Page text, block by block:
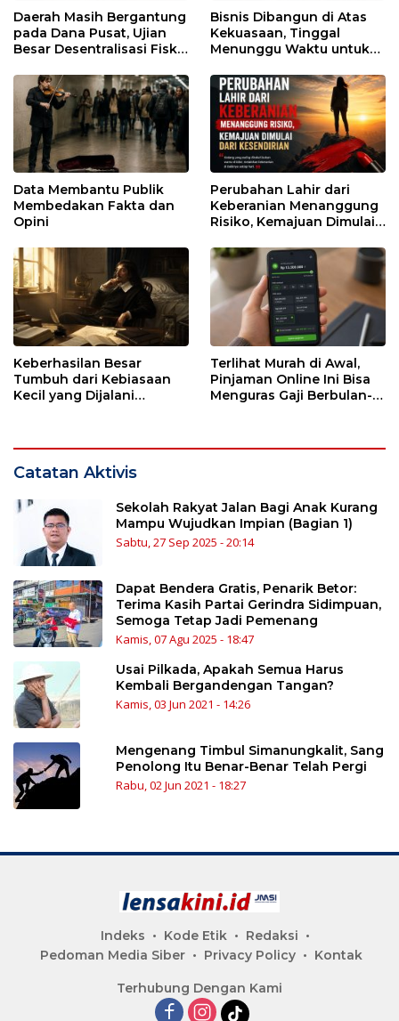
Daerah Masih Bergantung
pada Dana Pusat, Ujian
Besar Desentralisasi Fiskal
Bisnis Dibangun di Atas
Kekuasaan, Tinggal
Menunggu Waktu untuk
Data Membantu Publik
Membedakan Fakta dan
Opini
Perubahan Lahir dari
Keberanian Menanggung
Risiko, Kemajuan Dimulai
Keberhasilan Besar
Tumbuh dari Kebiasaan
Kecil yang Dijalani
Terlihat Murah di Awal,
Pinjaman Online Ini Bisa
Menguras Gaji Berbulan-
Catatan Aktivis
Sekolah Rakyat Jalan Bagi Anak Kurang
Mampu Wujudkan Impian (Bagian 1)
Sabtu, 27 Sep 2025 - 20:14
Dapat Bendera Gratis, Penarik Betor:
Terima Kasih Partai Gerindra Sidimpuan,
Semoga Tetap Jadi Pemenang
Kamis, 07 Agu 2025 - 18:47
Usai Pilkada, Apakah Semua Harus
Kembali Bergandengan Tangan?
Kamis, 03 Jun 2021 - 14:26
Mengenang Timbul Simanungkalit, Sang
Penolong Itu Benar-Benar Telah Pergi
Rabu, 02 Jun 2021 - 18:27
Indeks Kode Etik
Redaksi
Pedoman Media Siber
Privacy Policy Kontak
Terhubung Dengan Kami